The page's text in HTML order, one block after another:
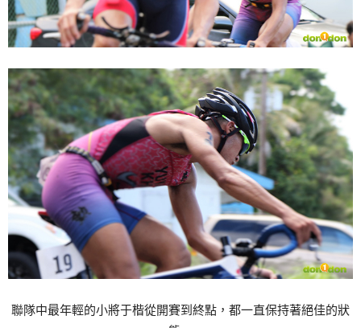
聯隊中最年輕的小將于楷從開賽到終點，都一直保持著絕佳的狀